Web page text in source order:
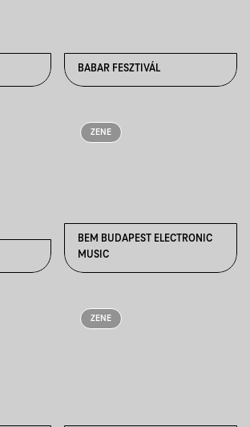
BABAR FESZTIVÁL
ZENE
BEM BUDAPEST ELECTRONIC
MUSIC
ZENE